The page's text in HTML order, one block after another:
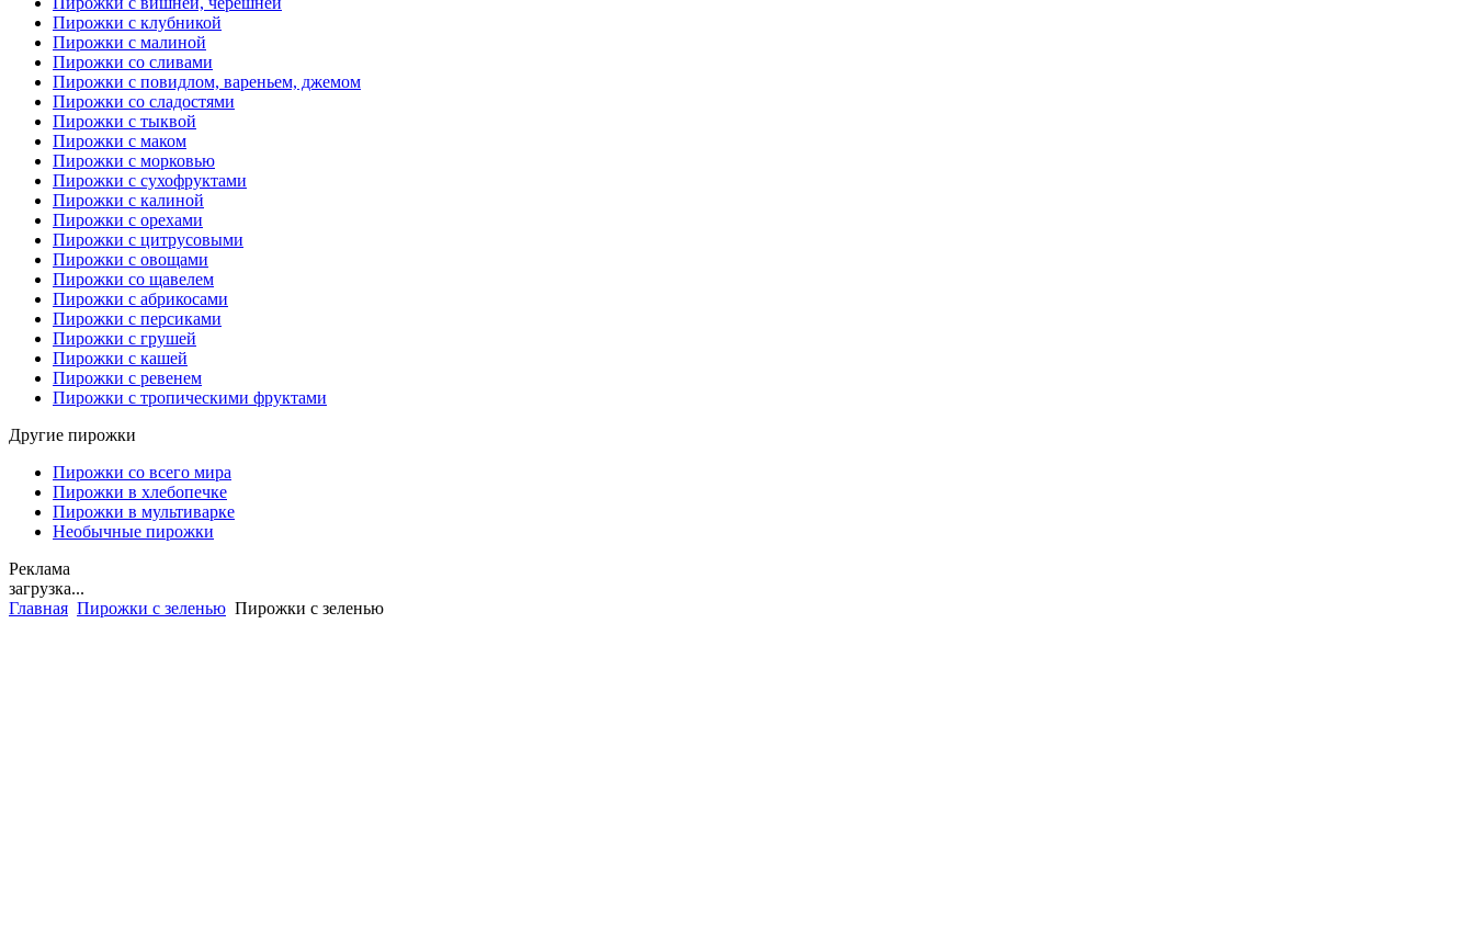
Пирожки с клубникой
Пирожки с малиной
Пирожки со сливами
Пирожки с повидлом, вареньем, джемом
Пирожки со сладостями
Пирожки с тыквой
Пирожки с маком
Пирожки с морковью
Пирожки с сухофруктами
Пирожки с калиной
Пирожки с орехами
Пирожки с цитрусовыми
Пирожки с овощами
Пирожки со щавелем
Пирожки с абрикосами
Пирожки с персиками
Пирожки с грушей
Пирожки с кашей
Пирожки с ревенем
Пирожки с тропическими фруктами
Другие пирожки
Пирожки со всего мира
Пирожки в хлебопечке
Пирожки в мультиварке
Необычные пирожки
Реклама
загрузка...
Главная Пирожки с зеленью Пирожки с зеленью